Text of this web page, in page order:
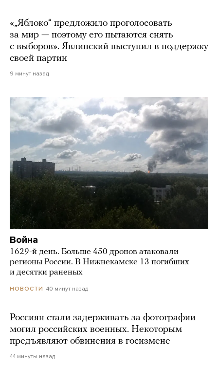
«„Яблоко“ предложило проголосовать
за мир — поэтому его пытаются снять
с выборов». Явлинский выступил в поддержку
своей партии
9 минут назад
Война
1629-й день. Больше 450 дронов атаковали
регионы России. В Нижнекамске 13 погибших
и десятки раненых
НОВОСТИ 40 минут назад
Россиян стали задерживать за фотографии
могил российских военных. Некоторым
предъявляют обвинения в госизмене
44 минуты назад